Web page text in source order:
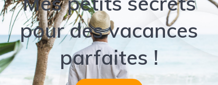
pour des vacances
parfaites !